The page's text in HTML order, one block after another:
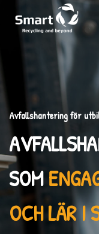
Avfallshantering för
SOM
OCH LÄR I